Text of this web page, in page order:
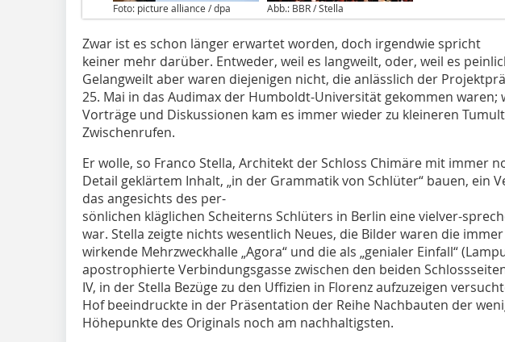
Foto: picture alliance / dpa Abb.: BBR / Stella
Zwar ist es schon länger erwartet worden, doch irgendwie spricht
keiner mehr darüber. Entweder, weil es langweilt, oder, weil es
Gelangweilt aber waren diejenigen nicht, die anlässlich der
25. Mai in das Audimax der Humboldt-Univer­sität gekommen waren;
Vorträge und Diskussionen kam es immer wieder zu kleineren
Zwischenrufen.
Er wolle, so Franco Stella, Architekt der Schloss Chimäre mit immer
Detail geklärtem Inhalt, „in der Grammatik von Schlüter“ bauen, ein
das angesichts des per-
sönlichen kläglichen Scheiterns Schlüters in Berlin eine vielver-
war. Stella zeigte nichts wesentlich Neues, die Bilder waren die
wirkende Mehrzweckhalle „Agora“ und die als „genialer Einfall“
apostrophierte Ver­bindungs­gasse zwischen den beiden
IV, in der Stella Bezüge zu den Uffizien in Florenz aufzuzeigen
Hof beeindruckte in der Präsentation der Reihe Nachbauten der
Höhepunkte des Originals noch am nachhaltigsten.